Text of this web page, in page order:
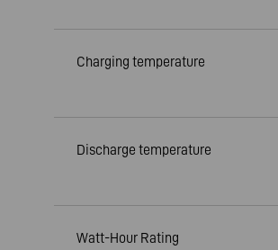
Charging temperature
Discharge temperature
Watt-Hour Rating